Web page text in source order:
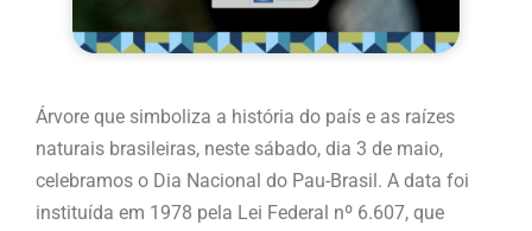
Árvore que simboliza a história do país e as raízes
naturais brasileiras, neste sábado, dia 3 de maio,
celebramos o Dia Nacional do Pau-Brasil. A data foi
instituída em 1978 pela Lei Federal nº 6.607, que